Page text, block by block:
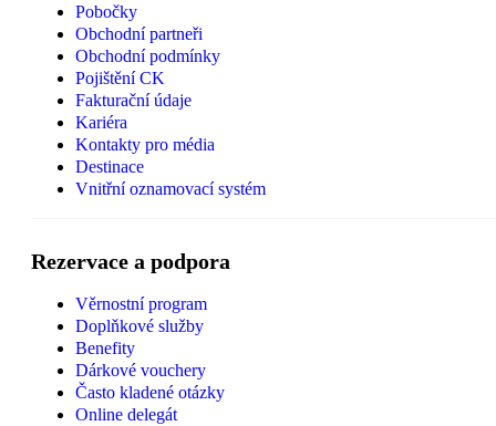
Pobočky
Obchodní partneři
Obchodní podmínky
Pojištění CK
Fakturační údaje
Kariéra
Kontakty pro média
Destinace
Vnitřní oznamovací systém
Rezervace a podpora
Věrnostní program
Doplňkové služby
Benefity
Dárkové vouchery
Často kladené otázky
Online delegát